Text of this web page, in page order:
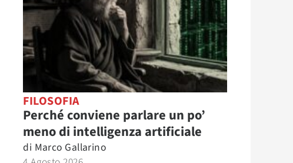
FILOSOFIA
Perché conviene parlare un po’
meno di intelligenza artificiale
di Marco Gallarino